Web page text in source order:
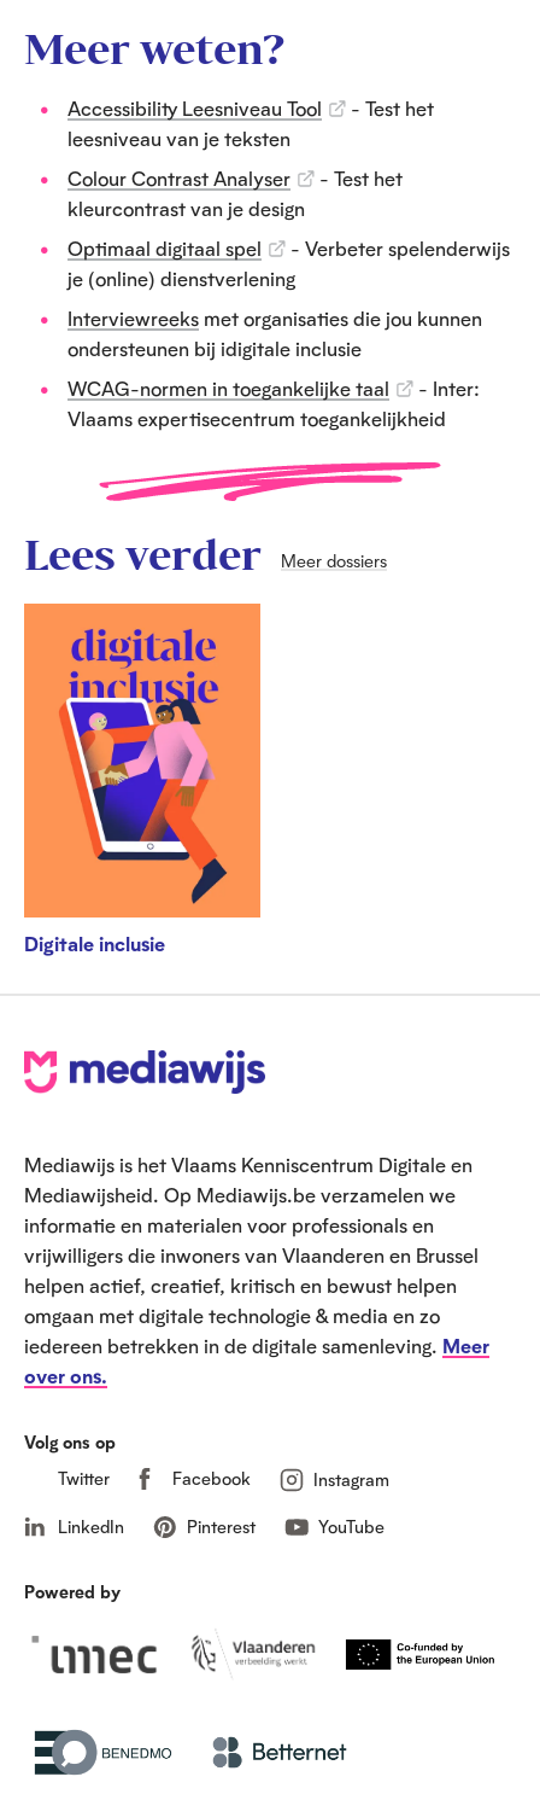
Meer weten?
Accessibility Leesniveau Tool
- Test het
leesniveau van je teksten
Colour Contrast Analyser
- Test het
kleurcontrast van je design
Optimaal digitaal spel
- Verbeter spelenderwijs
je (online) dienstverlening
Interviewreeks met organisaties die jou kunnen
ondersteunen bij idigitale inclusie
WCAG-normen in toegankelijke taal
- Inter:
Vlaams expertisecentrum toegankelijkheid
Lees verder Meer dossiers
Digitale inclusie
V
o
e
t
Mediawijs is het Vlaams Kenniscentrum Digitale en
Mediawijsheid. Op Mediawijs.be verzamelen we
informatie en materialen voor professionals en
vrijwilligers die inwoners van Vlaanderen en Brussel
helpen actief, creatief, kritisch en bewust helpen
omgaan met digitale technologie & media en zo
iedereen betrekken in de digitale samenleving. Meer
over ons.
Volg ons op
Twitter
Facebook Instagram
LinkedIn Pinterest YouTube
Powered by